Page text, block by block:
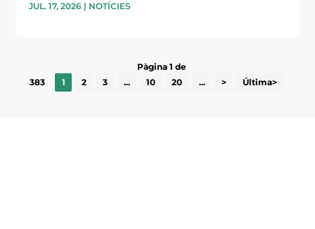
JUL. 17, 2026 | NOTÍCIES
Pàgina 1 de
383
1 2 3 ... 10 20 ... > Última>